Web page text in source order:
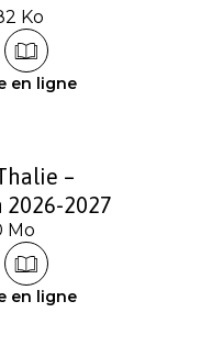
Ko
en ligne
–
2026-2027
Mo
en ligne